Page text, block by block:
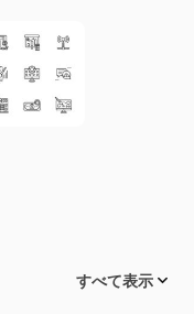
すべて表示